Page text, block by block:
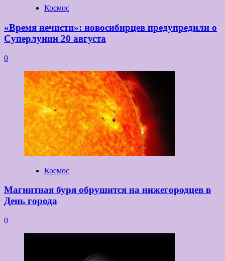
Космос
«Время нечисти»: новосибирцев предупредили о
Суперлунии 20 августа
0
Космос
Магнитная буря обрушится на нижегородцев в
День города
0